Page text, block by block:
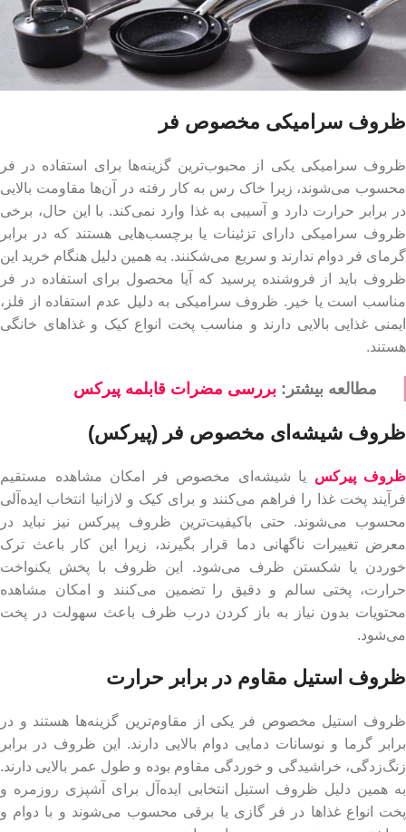
ظروف سرامیکی مخصوص فر
ظروف سرامیکی یکی از محبوب‌ترین گزینه‌ها برای استفاده در فر
محسوب می‌شوند، زیرا خاک رس به کار رفته در آن‌ها مقاومت بالایی
در برابر حرارت دارد و آسیبی به غذا وارد نمی‌کند. با این حال، برخی
ظروف سرامیکی دارای تزئینات یا برچسب‌هایی هستند که در برابر
گرمای فر دوام ندارند و سریع می‌شکنند. به همین دلیل هنگام خرید این
ظروف باید از فروشنده پرسید که آیا محصول برای استفاده در فر
مناسب است یا خیر. ظروف سرامیکی به دلیل عدم استفاده از فلز،
ایمنی غذایی بالایی دارند و مناسب پخت انواع کیک و غذاهای خانگی
هستند.
مطالعه بیشتر: بررسی مضرات قابلمه پیرکس
ظروف شیشه‌ای مخصوص فر (پیرکس)
ظروف پیرکس یا شیشه‌ای مخصوص فر امکان مشاهده مستقیم
فرآیند پخت غذا را فراهم می‌کنند و برای کیک و لازانیا انتخاب ایده‌آلی
محسوب می‌شوند. حتی باکیفیت‌ترین ظروف پیرکس نیز نباید در
معرض تغییرات ناگهانی دما قرار بگیرند، زیرا این کار باعث ترک
خوردن یا شکستن ظرف می‌شود. این ظروف با پخش یکنواخت
حرارت، پختی سالم و دقیق را تضمین می‌کنند و امکان مشاهده
محتویات بدون نیاز به باز کردن درب ظرف باعث سهولت در پخت
می‌شود.
ظروف استیل مقاوم در برابر حرارت
ظروف استیل مخصوص فر یکی از مقاوم‌ترین گزینه‌ها هستند و در
برابر گرما و نوسانات دمایی دوام بالایی دارند. این ظروف در برابر
زنگ‌زدگی، خراشیدگی و خوردگی مقاوم بوده و طول عمر بالایی دارند.
به همین دلیل ظروف استیل انتخابی ایده‌آل برای آشپزی روزمره و
پخت انواع غذاها در فر گازی یا برقی محسوب می‌شوند و با دوام و